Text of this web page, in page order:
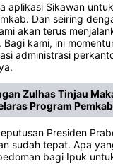
aplikasi Sikawan
Dan seiring
akan terus
kami, ini
administrasi
Zulhas Tinjau
Program
Presiden
sudah tepat. Apa
bagi Ipuk